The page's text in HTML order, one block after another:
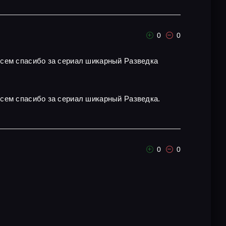
0 0
спасибо за сериал шикарный Разведка
спасибо за сериал шикарный Разведка.
0 0